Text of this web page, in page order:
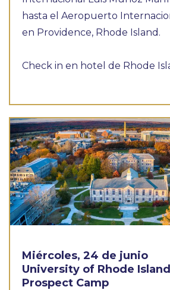
hasta el Aeropuerto
en Providence, Rhode Island.
Check in en hotel de Rhode
Miércoles, 24 de junio
University of Rhode
Prospect Camp